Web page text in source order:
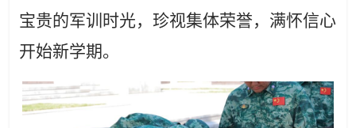
宝贵的军训时光， 珍视集体荣誉，满怀信心
开始新学期。